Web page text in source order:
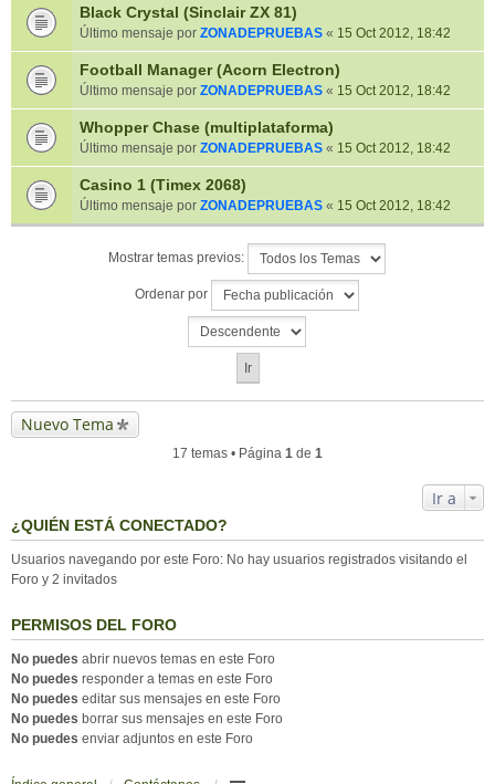
Black Crystal (Sinclair ZX 81)
Último mensaje por ZONADEPRUEBAS « 15 Oct 2012, 18:42
Football Manager (Acorn Electron)
Último mensaje por ZONADEPRUEBAS « 15 Oct 2012, 18:42
Whopper Chase (multiplataforma)
Último mensaje por ZONADEPRUEBAS « 15 Oct 2012, 18:42
Casino 1 (Timex 2068)
Último mensaje por ZONADEPRUEBAS « 15 Oct 2012, 18:42
Mostrar temas previos:
Ordenar por
Nuevo Tema
17 temas • Página 1 de 1
Ir a
¿QUIÉN ESTÁ CONECTADO?
Usuarios navegando por este Foro: No hay usuarios registrados visitando el
Foro y 2 invitados
PERMISOS DEL FORO
No puedes abrir nuevos temas en este Foro
No puedes responder a temas en este Foro
No puedes editar sus mensajes en este Foro
No puedes borrar sus mensajes en este Foro
No puedes enviar adjuntos en este Foro